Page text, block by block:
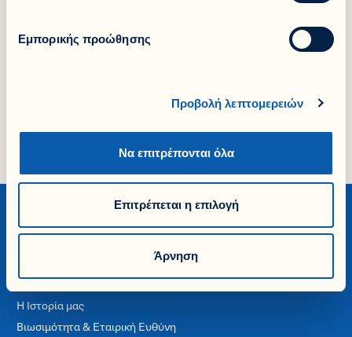
Εμπορικής προώθησης
Προβολή λεπτομερειών
Να επιτρέπονται όλα
Επιτρέπεται η επιλογή
Άρνηση
Share it!
Εταιρία
Η Ιστορία μας
Βιωσιμότητα & Εταιρική Ευθύνη